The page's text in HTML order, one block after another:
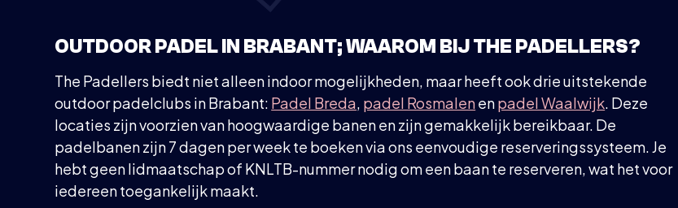
OUTDOOR PADEL IN BRABANT; WAAROM BIJ THE PADELLERS?
The Padellers biedt niet alleen indoor mogelijkheden, maar heeft ook drie uitstekende
outdoor padelclubs in Brabant: Padel Breda, padel Rosmalenenpadel Waalwijk. Deze
locaties zijn voorzien van hoogwaardige banen en zijn gemakkelijk bereikbaar. De
padelbanen zijn 7 dagen per week te boeken via ons eenvoudige reserveringssysteem. Je
hebt geen lidmaatschap of KNLTB-nummer nodig om een baan te reserveren, wat het voor
iedereen toegankelijk maakt.